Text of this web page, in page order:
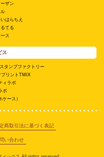
ーザン
いはらちえ
てる
ス
ス
タンプファクトリー
プリントTMIX
ィラボ
ボ
ース）
商取引法に基づく表記
い合わせ